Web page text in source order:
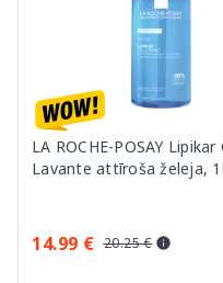
LA ROCHE-POSAY Lipikar
Lavante attīroša želeja,
14.99 € 20.25 €